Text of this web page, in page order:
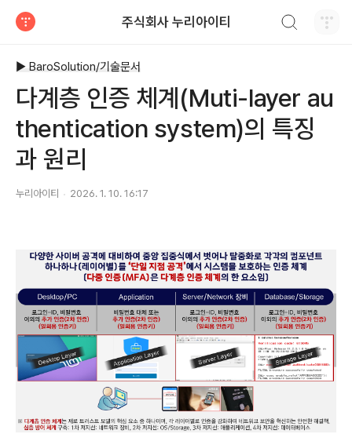
주식회사 누리아이티
▶ BaroSolution/기술문서
다계층 인증 체계(Muti-layer au
thentication system)의 특징
과 원리
누리아이티 2026. 1. 10. 16:17